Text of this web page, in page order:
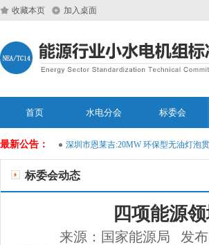
收藏本页 加入桌面
首页 水电分会 标委会
最新公告：
维大模型 深圳市恩莱吉:20MW 环保型无油灯泡贯
标委会动态
四项能源
来源：国家能源局 发